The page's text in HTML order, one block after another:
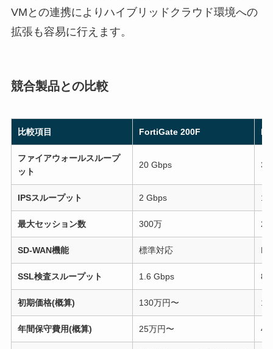
VMとの連携によりハイブリッドクラウド環境への
拡張も容易に行えます。
競合製品との比較
比較項目 FortiGate 200F
ファイアウォールスループ
ット
20 Gbps
IPSスループット 2 Gbps
最大セッション数 300万
SD-WAN機能 標準対応
SSL検査スループット 1.6 Gbps
初期価格(概算) 130万円〜
年間保守費用(概算) 25万円〜 40